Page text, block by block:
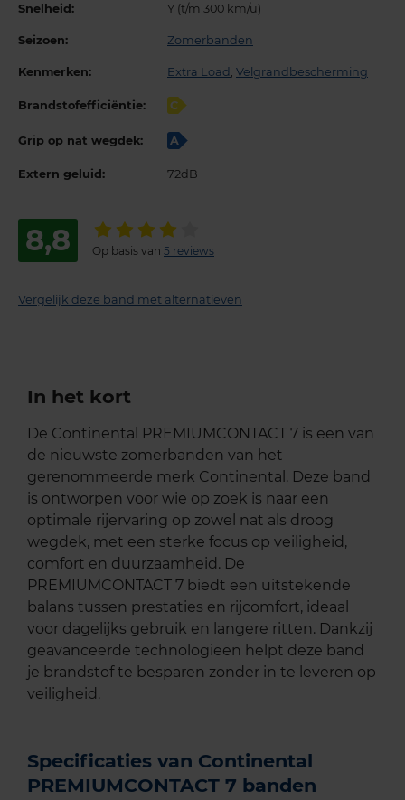
Snelheid: Y (t/m 300 km/u)
Seizoen: Zomerbanden
Kenmerken: Extra Load Velgrandbescherming
Brandstofefficiëntie: C
Grip op nat wegdek: A
Extern geluid: 72dB
8,8 Op basis van 5 reviews
Vergelijk deze band met alternatieven
In het kort
De Continental PREMIUMCONTACT 7 is een van
de nieuwste zomerbanden van het
gerenommeerde merk Continental. Deze band
is ontworpen voor wie op zoek is naar een
optimale rijervaring op zowel nat als droog
wegdek, met een sterke focus op veiligheid,
comfort en duurzaamheid. De
PREMIUMCONTACT 7 biedt een uitstekende
balans tussen prestaties en rijcomfort, ideaal
voor dagelijks gebruik en langere ritten. Dankzij
geavanceerde technologieën helpt deze band
je brandstof te besparen zonder in te leveren op
veiligheid.
Specificaties van Continental
PREMIUMCONTACT 7 banden